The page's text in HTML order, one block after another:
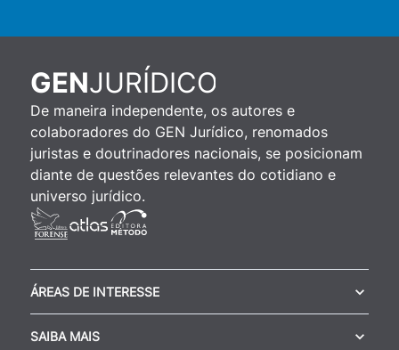
GENJURÍDICO
De maneira independente, os autores e
colaboradores do GEN Jurídico, renomados
juristas e doutrinadores nacionais, se posicionam
diante de questões relevantes do cotidiano e
universo jurídico.
ÁREAS DE INTERESSE
SAIBA MAIS